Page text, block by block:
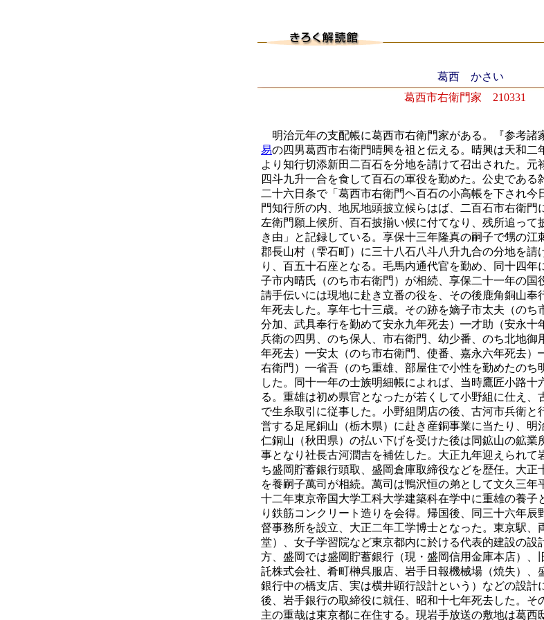
葛西 かさい
葛西市右衛門家 210331
明治元年の支配帳に葛西市右衛門家がある。『参考諸
易の四男葛西市右衛門晴興を祖と伝える。晴興は天和二
より知行切添新田二百石を分地を請けて召出された。元
四斗九升一合を食して百石の軍役を勤めた。公史である
二十六日条で「葛西市右衛門ヘ百石の小高帳を下され今
門知行所の内、地尻地頭披立候らはば、二百石市右衛門
左衛門願上候所、百石披揃い候に付てなり、残所追って
き由」と記録している。享保十三年隆真の嗣子で甥の江
郡長山村（雫石町）に三十八石八斗八升九合の分地を請
り、百五十石座となる。毛馬内通代官を勤め、同十四年
子市内晴氏（のち市右衛門）が相続、享保二十一年の国
請手伝いには現地に赴き立番の役を、その後鹿角銅山奉
年死去した。享年七十三歳。その跡を嫡子市太夫（のち
分加、武具奉行を勤めて安永九年死去）━才助（安永十
兵衛の四男、のち保人、市右衛門、幼少番、のち北地御
年死去）━安太（のち市右衛門、使番、嘉永六年死去
右衛門）━省吾（のち重雄、部屋住で小性を勤めたのち
した。同十一年の士族明細帳によれば、当時鷹匠小路十
る。重雄は初め県官となったが若くして小野組に仕え、
で生糸取引に従事した。小野組閉店の後、古河市兵衛と
営する足尾銅山（栃木県）に赴き産銅事業に当たり、明
仁銅山（秋田県）の払い下げを受けた後は同鉱山の鉱業
事となり社長古河潤吉を補佐した。大正九年迎えられて
ち盛岡貯蓄銀行頭取、盛岡倉庫取締役などを歴任。大正
を養嗣子萬司が相続。萬司は鴨沢恒の弟として文久三年
十二年東京帝国大学工科大学建築科在学中に重雄の養子
り鉄筋コンクリート造りを会得。帰国後、同三十六年辰
督事務所を設立、大正二年工学博士となった。東京駅、
堂）、女子学習院など東京都内に於ける代表的建設の設
方、盛岡では盛岡貯蓄銀行（現・盛岡信用金庫本店）、
託株式会社、肴町榊呉服店、岩手日報機械場（焼失）、
銀行中の橋支店、実は横井顕行設計という）などの設計
後、岩手銀行の取締役に就任、昭和十七年死去した。そ
主の重哉は東京都に在住する。現岩手放送の敷地は葛西